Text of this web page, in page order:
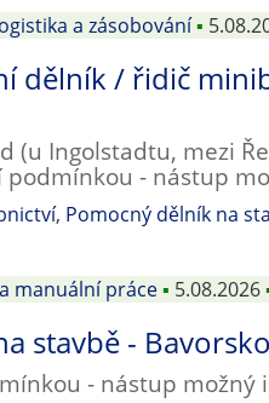
a zásobování▪
dělník / řidič
(u Ingolstadtu, mezi
- nástup
, Pomocný dělník na
manuální práce▪ 5.08.2026
stavbě -
- nástup možný